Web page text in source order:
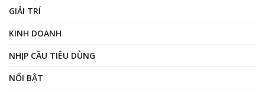
GIẢI TRÍ
KINH DOANH
NHỊP CẦU TIÊU DÙNG
NỔI BẬT